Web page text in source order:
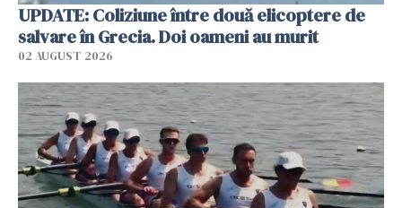
UPDATE: Coliziune între două elicoptere de
salvare în Grecia. Doi oameni au murit
02 AUGUST 2026